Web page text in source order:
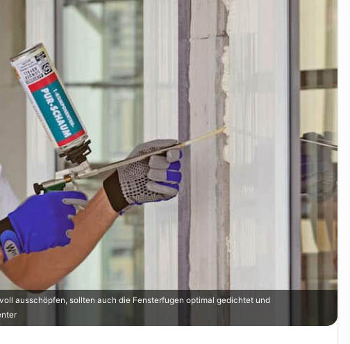
ausschöpfen, sollten auch die Fensterfugen optimal gedichtet und